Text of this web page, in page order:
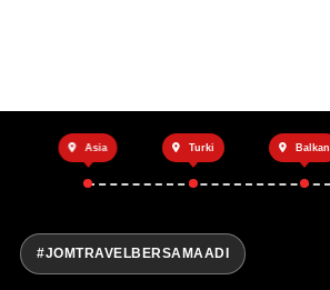
Utama
Private Trip
Tentang Kami
Hubungi Kami
Asia Turki Balkan
#JOMTRAVELBERSAMAADI